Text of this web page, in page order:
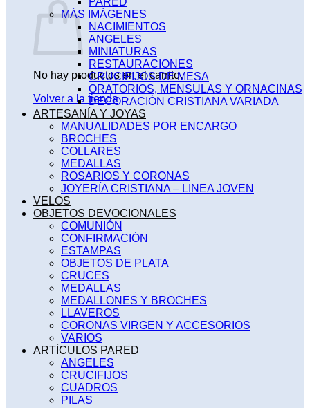
No hay productos en el carrito.
Volver a la tienda
MÁS IMÁGENES
NACIMIENTOS
ANGELES
MINIATURAS
RESTAURACIONES
CRUCIFIJOS DE MESA
ORATORIOS, MENSULAS Y ORNACINAS
DECORACIÓN CRISTIANA VARIADA
ARTESANÍA Y JOYAS
MANUALIDADES POR ENCARGO
BROCHES
COLLARES
MEDALLAS
ROSARIOS Y CORONAS
JOYERÍA CRISTIANA – LINEA JOVEN
VELOS
OBJETOS DEVOCIONALES
COMUNIÓN
CONFIRMACIÓN
ESTAMPAS
OBJETOS DE PLATA
CRUCES
MEDALLAS
MEDALLONES Y BROCHES
LLAVEROS
CORONAS VIRGEN Y ACCESORIOS
VARIOS
ARTÍCULOS PARED
ANGELES
CRUCIFIJOS
CUADROS
PILAS